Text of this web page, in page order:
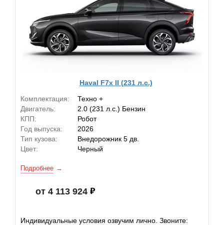
Haval F7x II (231 л.с.)
Комплектация:
Техно +
Двигатель:
2.0 (231 л.с.) Бензин
КПП:
Робот
Год выпуска:
2026
Тип кузова:
Внедорожник 5 дв.
Цвет:
Черный
Подробнее
от 4 113 924
Индивидуальные условия озвучим лично. Звоните: